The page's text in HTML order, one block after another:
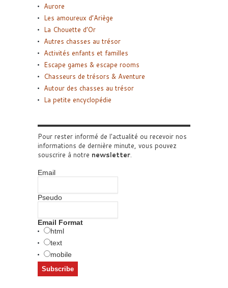
Aurore
Les amoureux d’Ariège
La Chouette d’Or
Autres chasses au trésor
Activités enfants et familles
Escape games & escape rooms
Chasseurs de trésors & Aventure
Autour des chasses au trésor
La petite encyclopédie
Pour rester informé de l'actualité ou recevoir nos
informations de dernière minute, vous pouvez
souscrire à notre newsletter.
Email
Pseudo
Email Format
html
text
mobile